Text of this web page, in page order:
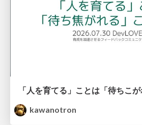
「人を育てる」ことは「待ちこ
kawanotron